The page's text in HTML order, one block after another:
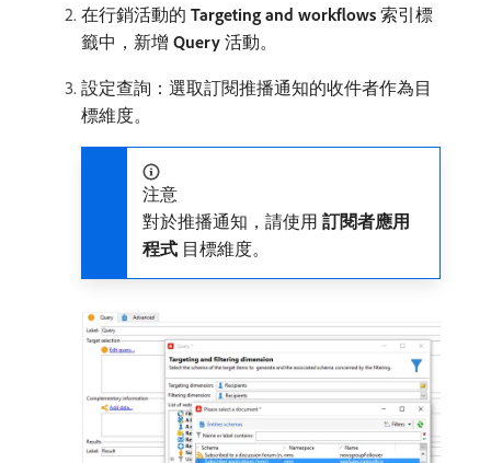
在行銷活動的​ Targeting and workflows ​索引標
籤中，新增​ Query ​活動。
設定查詢：選取訂閱推播通知的收件者作為目
標維度。
注意
對於推播通知，請使用​ 訂閱者應用
程式 ​目標維度。